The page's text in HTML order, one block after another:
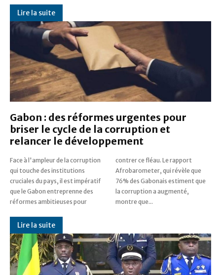
Lire la suite
Gabon : des réformes urgentes pour
briser le cycle de la corruption et
relancer le développement
Face à l'ampleur de la corruption
qui touche des institutions
cruciales du pays, il est impératif
que le Gabon entreprenne des
réformes ambitieuses pour
contrer ce fléau. Le rapport
Afrobarometer, qui révèle que
76% des Gabonais estiment que
la corruption a augmenté,
montre que...
Lire la suite